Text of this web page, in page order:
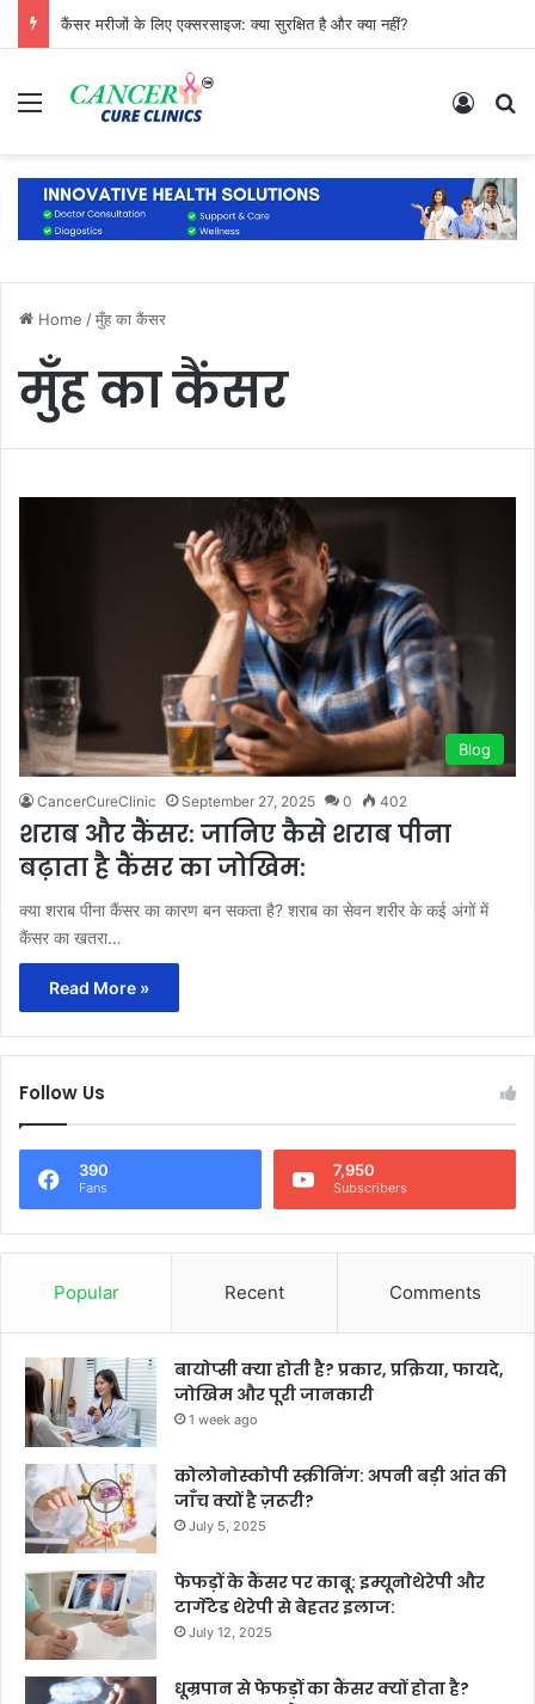
कैंसर मरीजों के लिए एक्सरसाइज: क्या सुरक्षित है और क्या नहीं?
Menu Log In
Home /मुँह का कैंसर
मुँह का कैंसर
Blog
CancerCureClinic September 27, 2025 0 402
शराब और कैंसर: जानिए कैसे शराब पीना
बढ़ाता है कैंसर का जोखिम:
क्या शराब पीना कैंसर का कारण बन सकता है? शराब का सेवन शरीर के कई अंगों में
कैंसर का खतरा…
Read More »
Follow Us
390
Fans
7,950
Subscribers
Popular Recent Comments
बायोप्सी क्या होती है? प्रकार, प्रक्रिया, फायदे,
जोखिम और पूरी जानकारी
1 week ago
कोलोनोस्कोपी स्क्रीनिंग: अपनी बड़ी आंत की
जाँच क्यों है ज़रूरी?
July 5, 2025
फेफड़ों के कैंसर पर काबू: इम्यूनोथेरेपी और
टार्गेटेड थेरेपी से बेहतर इलाज:
July 12, 2025
धूम्रपान से फेफड़ों का कैंसर क्यों होता है?